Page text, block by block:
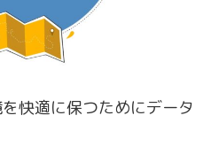
快適に保つためにデータ